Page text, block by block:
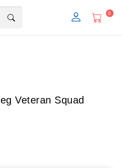
0
Veteran Squad